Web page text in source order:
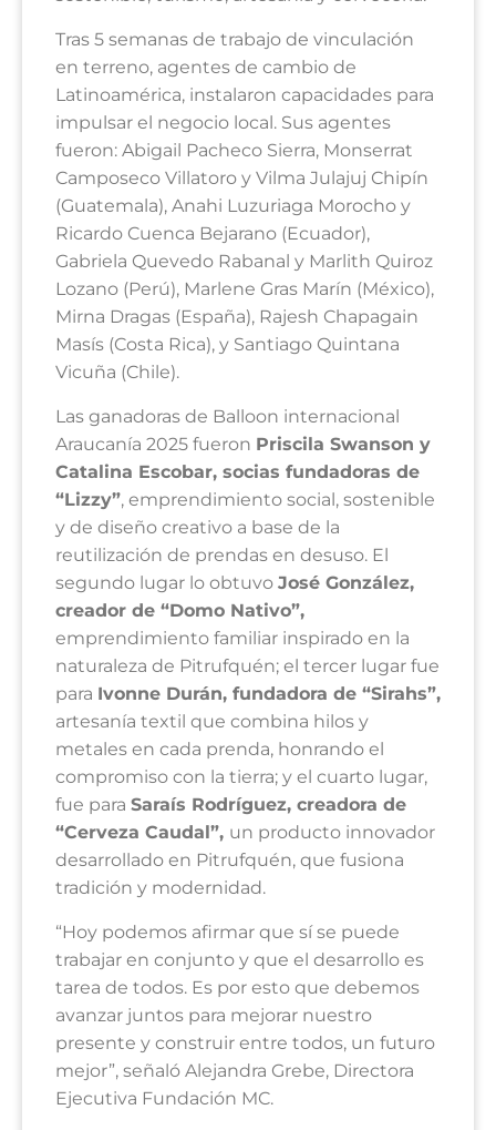
Tras 5 semanas de trabajo de vinculación
en terreno, agentes de cambio de
Latinoamérica, instalaron capacidades para
impulsar el negocio local. Sus agentes
fueron: Abigail Pacheco Sierra, Monserrat
Camposeco Villatoro y Vilma Julajuj Chipín
(Guatemala), Anahi Luzuriaga Morocho y
Ricardo Cuenca Bejarano (Ecuador),
Gabriela Quevedo Rabanal y Marlith Quiroz
Lozano (Perú), Marlene Gras Marín (México),
Mirna Dragas (España), Rajesh Chapagain
Masís (Costa Rica), y Santiago Quintana
Vicuña (Chile).
Las ganadoras de Balloon internacional
Araucanía 2025 fueron Priscila Swanson y
Catalina Escobar, socias fundadoras de
“Lizzy”, emprendimiento social, sostenible
y de diseño creativo a base de la
reutilización de prendas en desuso. El
segundo lugar lo obtuvo José González,
creador de “Domo Nativo”,
emprendimiento familiar inspirado en la
naturaleza de Pitrufquén; el tercer lugar fue
para Ivonne Durán, fundadora de “Sirahs”,
artesanía textil que combina hilos y
metales en cada prenda, honrando el
compromiso con la tierra; y el cuarto lugar,
fue para Saraís Rodríguez, creadora de
“Cerveza Caudal”, un producto innovador
desarrollado en Pitrufquén, que fusiona
tradición y modernidad.
“Hoy podemos afirmar que sí se puede
trabajar en conjunto y que el desarrollo es
tarea de todos. Es por esto que debemos
avanzar juntos para mejorar nuestro
presente y construir entre todos, un futuro
mejor”, señaló Alejandra Grebe, Directora
Ejecutiva Fundación MC.